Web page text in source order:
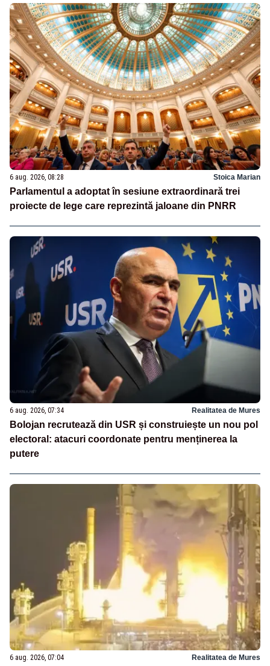
6 aug. 2026, 08:28 Stoica Marian
Parlamentul a adoptat în sesiune extraordinară trei
proiecte de lege care reprezintă jaloane din PNRR
6 aug. 2026, 07:34 Realitatea de Mures
Bolojan recrutează din USR și construiește un nou pol
electoral: atacuri coordonate pentru menținerea la
putere
6 aug. 2026, 07:04 Realitatea de Mures